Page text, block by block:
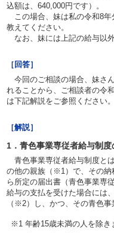
込額は、640,000円です）。
この場合、妹は私の令和8年
教えてください。
なお、妹には上記の給与以
［回答］
今回のご相談の場合、妹さ
れることから、ご相談者の令
は下記解説をご参照ください。
［解説］
1．青色事業専従者給与制度
青色事業専従者給与制度と
の他の親族（※1）で、その納
ら所定の届出書（青色事業専
給与の支払を受けた場合には
（※2）し、かつ、その青色
※1 年齢15歳未満の人を除き